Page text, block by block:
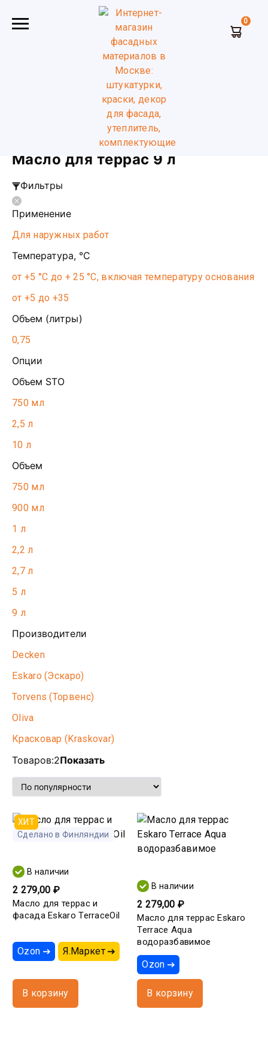
0
Масло и воск для дерева
Масло для террас 9 л
Фильтры
Применение
Для наружных работ
Температура, °С
от +5 °С до + 25 °С, включая температуру основания
от +5 до +35
Объем (литры)
0,75
Опции
Объем STO
750 мл
2,5 л
10 л
Объем
750 мл
900 мл
1 л
2,2 л
2,7 л
5 л
9 л
Производители
Decken
Eskaro (Эскаро)
Torvens (Торвенс)
Oliva
Красковар (Kraskovar)
Товаров:2Показать
ХИТ
Сделано в Финляндии
В наличии
2 279,00 ₽
Масло для террас и
фасада Eskaro TerraceOil
Ozon Я.Маркет
В корзину
В наличии
2 279,00 ₽
Масло для террас Eskaro
Terrace Aqua
водоразбавимое
Ozon
В корзину